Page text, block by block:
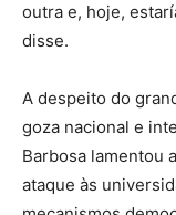
outra e, hoje,
disse.
A despeito do
goza nacional e
Barbosa lamentou
ataque às